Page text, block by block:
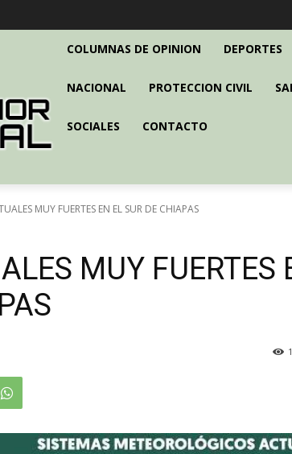
COLUMNAS DE OPINION DEPORTES
NACIONAL PROTECCION CIVIL
SOCIALES CONTACTO
MUY FUERTES EN EL SUR DE CHIAPAS
MUY FUERTES